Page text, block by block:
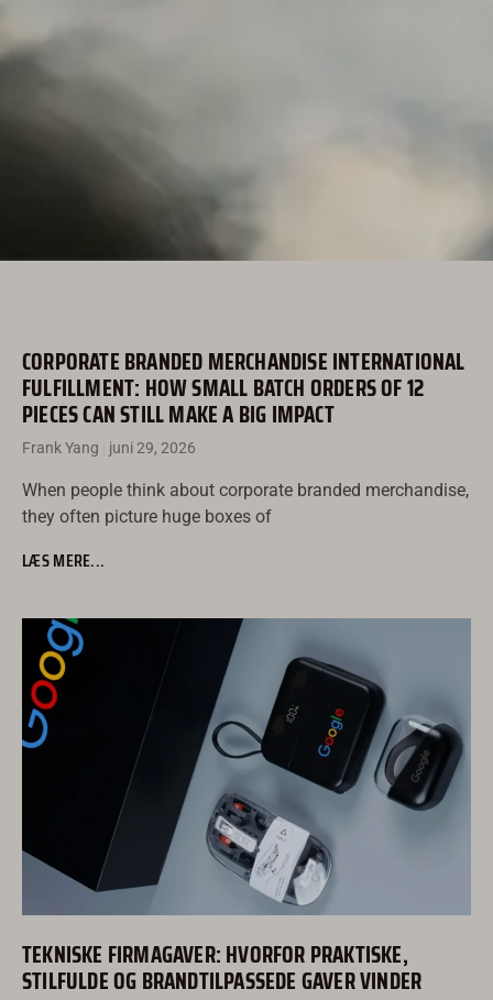
CORPORATE BRANDED MERCHANDISE INTERNATIONAL
FULFILLMENT: HOW SMALL BATCH ORDERS OF 12
PIECES CAN STILL MAKE A BIG IMPACT
Frank Yang juni 29, 2026
When people think about corporate branded merchandise,
they often picture huge boxes of
LÆS MERE...
TEKNISKE FIRMAGAVER: HVORFOR PRAKTISKE,
STILFULDE OG BRANDTILPASSEDE GAVER VINDER